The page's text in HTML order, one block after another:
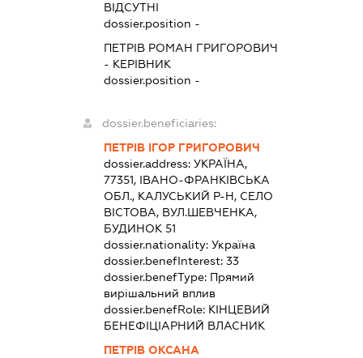
ВІДСУТНІ
dossier.position -
ПЕТРІВ РОМАН ГРИГОРОВИЧ
- КЕРІВНИК
dossier.position -
dossier.beneficiaries:
ПЕТРІВ ІГОР ГРИГОРОВИЧ
dossier.address: УКРАЇНА,
77351, ІВАНО-ФРАНКІВСЬКА
ОБЛ., КАЛУСЬКИЙ Р-Н, СЕЛО
ВІСТОВА, ВУЛ.ШЕВЧЕНКА,
БУДИНОК 51
dossier.nationality: Україна
dossier.benefInterest: 33
dossier.benefType: Прямий
вирішальний вплив
dossier.benefRole: КІНЦЕВИЙ
БЕНЕФІЦІАРНИЙ ВЛАСНИК
ПЕТРІВ ОКСАНА